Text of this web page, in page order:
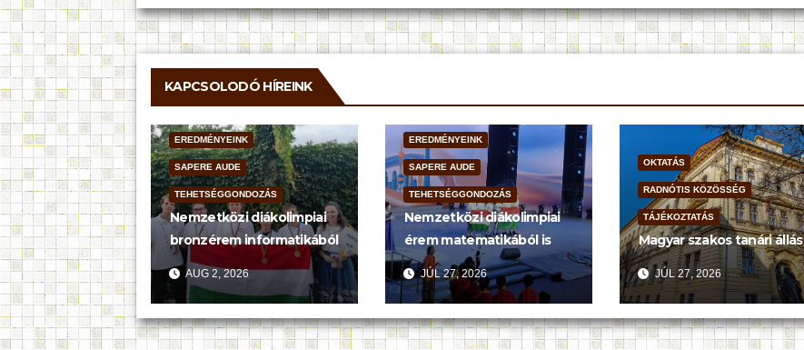
KAPCSOLODÓ HÍREINK
EREDMÉNYEINK
SAPERE AUDE
TEHETSÉGGONDOZÁS
Nemzetközi diákolimpiai
bronzérem informatikából
AUG 2, 2026
EREDMÉNYEINK
SAPERE AUDE
TEHETSÉGGONDOZÁS
Nemzetközi diákolimpiai
érem matematikából is
JÚL 27, 2026
OKTATÁS
RADNÓTIS KÖZÖSSÉG
TÁJÉKOZTATÁS
Magyar szakos tanári állás
JÚL 27, 2026